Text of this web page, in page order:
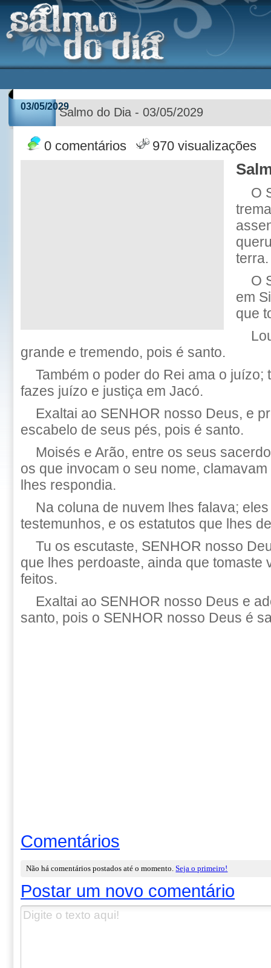
03/05/2029Salmo do Dia - 03/05/2029
0 comentários 970 visualizações
O
terra.
O
em
que
grande e tremendo, pois é santo.
Também o poder do Rei ama o juízo;
fazes juízo e justiça em Jacó.
Exaltai ao SENHOR nosso Deus, e
escabelo de seus pés, pois é santo.
Moisés e Arão, entre os seus
os que invocam o seu nome,
lhes respondia.
Na coluna de nuvem lhes falava;
testemunhos, e os estatutos que lhes
Tu os escutaste, SENHOR nosso
que lhes perdoaste, ainda que tomaste
feitos.
Exaltai ao SENHOR nosso Deus e
santo, pois o SENHOR nosso Deus é
Comentários
Não há comentários postados até o momento.Seja o primeiro!
Postar um novo comentário